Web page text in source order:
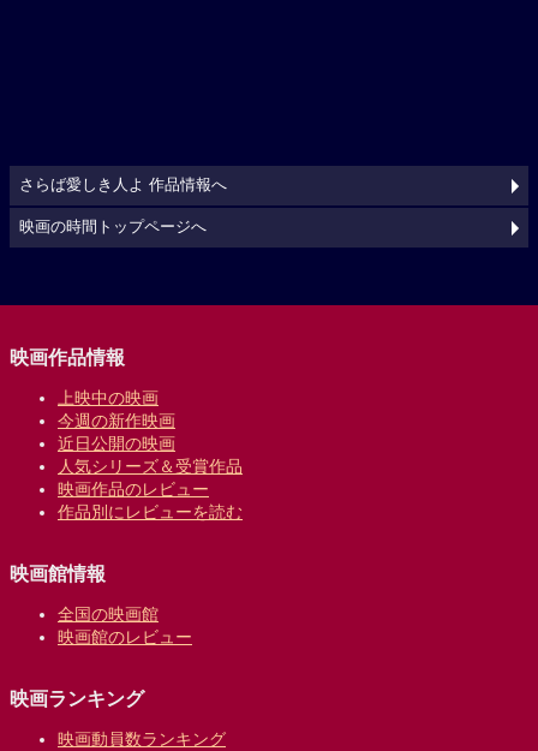
さらば愛しき人よ 作品情報へ
映画の時間トップページへ
映画作品情報
上映中の映画
今週の新作映画
近日公開の映画
人気シリーズ＆受賞作品
映画作品のレビュー
作品別にレビューを読む
映画館情報
全国の映画館
映画館のレビュー
映画ランキング
映画動員数ランキング